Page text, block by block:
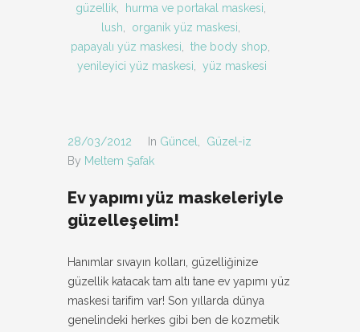
güzellik, hurma ve portakal maskesi
lush
organik yüz maskesi
papayalı yüz maskesi
the body shop
yenileyici yüz maskesi
yüz maskesi
28/03/2012 In Güncel
Güzel-iz
By Meltem Şafak
Ev yapımı yüz maskeleriyle
güzelleşelim!
Hanımlar sıvayın kolları, güzelliğinize
güzellik katacak tam altı tane ev yapımı yüz
maskesi tarifim var! Son yıllarda dünya
genelindeki herkes gibi ben de kozmetik